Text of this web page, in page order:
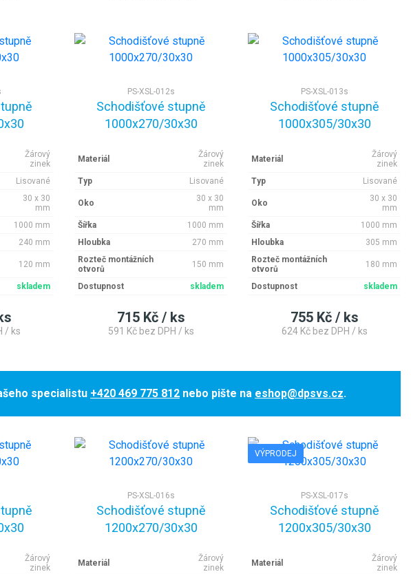
Žárový
zinek
Lisované
30 x 30
mm
1000 mm
240 mm
120 mm
skladem
/ ks
PS-XSL-012s
Schodišťové stupně
1000x270/30x30
Materiál
Žárový
zinek
Typ
Lisované
Oko
30 x 30
mm
Šířka
1000 mm
Hloubka
270 mm
Rozteč montážních
otvorů
150 mm
Dostupnost skladem
715 Kč / ks
591 Kč bez DPH / ks
PS-XSL-013s
Schodišťové stupně
1000x305/30x30
Materiál
Žárový
zinek
Typ
Lisované
Oko
30 x 30
mm
Šířka
1000 mm
Hloubka
305 mm
Rozteč montážních
otvorů
180 mm
Dostupnost skladem
755 Kč / ks
624 Kč bez DPH / ks
specialistu +420 469 775 812 nebo pište na eshop@dpsvs.cz.
Žárový
zinek
PS-XSL-016s
Schodišťové stupně
1200x270/30x30
Materiál
Žárový
zinek
VÝPRODEJ
PS-XSL-017s
Schodišťové stupně
1200x305/30x30
Materiál
Žárový
zinek